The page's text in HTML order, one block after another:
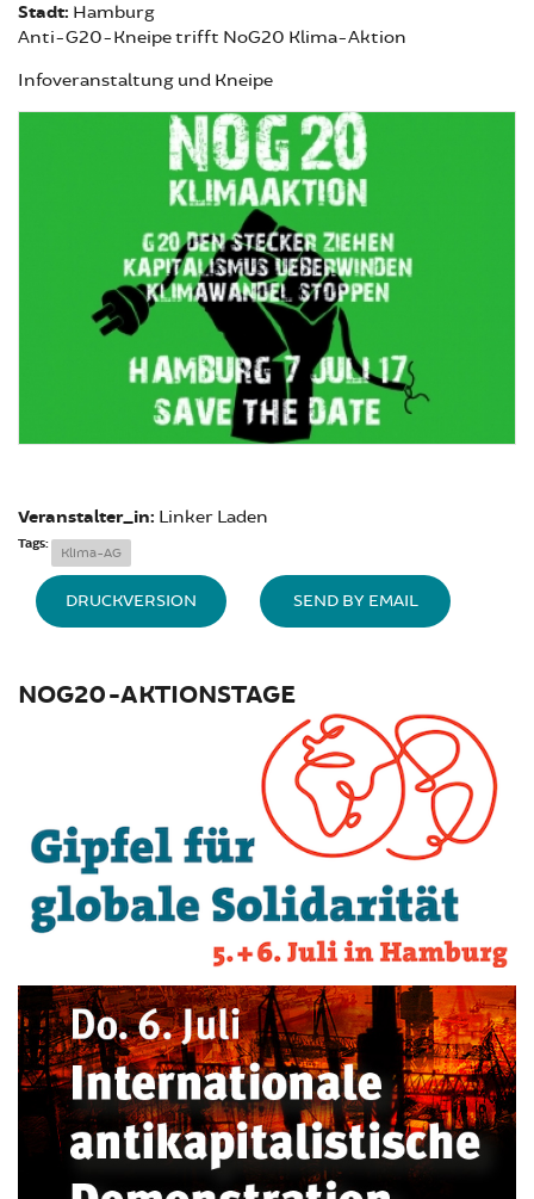
Stadt: Hamburg
Anti-G20-Kneipe trifft NoG20 Klima-Aktion
Infoveranstaltung und Kneipe
Veranstalter_in: Linker Laden
Tags:
Klima-AG
DRUCKVERSION SEND BY EMAIL
NOG20-AKTIONSTAGE